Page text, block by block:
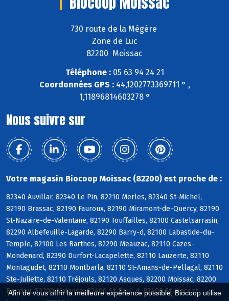
Afin de vous offrir la meilleure expérience possible, Biocoop utilise
730 route de la Mégère
Zone de Luc
82200 Moissac
Téléphone :05 63 94 24 21
Coordonnées GPS :44,1202773369711 ° ,
1,11896814603278 °
Nous suivre sur
Votre magasin Biocoop Moissac (82200) est proche de :
82340 Auvillar, 82340 Le Pin, 82210 Merles, 82340 St-Michel,
82190 Brassac, 82190 Fauroux, 82190 Miramont-de-Quercy, 82190
St-Nazaire-de-Valentane, 82190 Touffailles, 82100 Castelsarrasin,
82290 Albefeuille-Lagarde, 82290 Barry-d, 82100 Labastide-du-
Temple, 82100 Les Barthes, 82290 Meauzac, 82110 Cazes-
Mondenard, 82390 Durfort-Lacapelette, 82110 Lauzerte, 82110
Montagudet, 82110 Montbarla, 82110 St-Amans-de-Pellagal, 82110
Ste-Juliette, 82110 Tréjouls, 82120 Asques, 82200 Moissac, 82200
Boudou, 82200 Malause, 82400 St-Paul-d, 82400 St-Vincent-